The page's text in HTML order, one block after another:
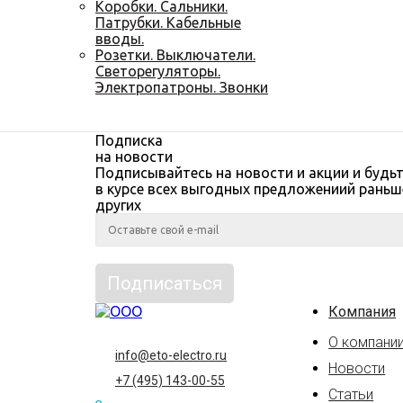
Коробки. Сальники.
Патрубки. Кабельные
вводы.
Розетки. Выключатели.
Светорегуляторы.
Электропатроны. Звонки
Подписка
на новости
Подписывайтесь на новости и акции и
в курсе всех выгодных предложениий
других
info@eto-electro.ru
+7 (495) 143-00-55
Компания
О компании
Новости
Статьи